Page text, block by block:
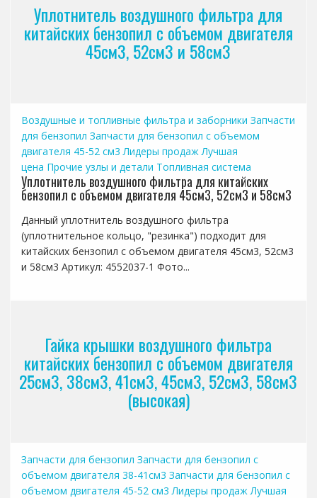
Уплотнитель воздушного фильтра для
китайских бензопил с объемом двигателя
45см3, 52см3 и 58см3
Воздушные и топливные фильтра и заборники Запчасти
для бензопил Запчасти для бензопил с объемом
двигателя 45-52 см3 Лидеры продаж Лучшая
цена Прочие узлы и детали Топливная система
Уплотнитель воздушного фильтра для китайских
бензопил с объемом двигателя 45см3, 52см3 и 58см3
Данный уплотнитель воздушного фильтра
(уплотнительное кольцо, "резинка") подходит для
китайских бензопил с объемом двигателя 45см3, 52см3
и 58см3 Артикул: 4552037-1 Фото...
Гайка крышки воздушного фильтра
китайских бензопил с объемом двигателя
25см3, 38см3, 41см3, 45см3, 52см3, 58см3
(высокая)
Запчасти для бензопил Запчасти для бензопил с
объемом двигателя 38-41см3 Запчасти для бензопил с
объемом двигателя 45-52 см3 Лидеры продаж Лучшая